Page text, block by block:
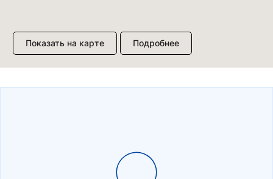
Показать на карте Подробнее